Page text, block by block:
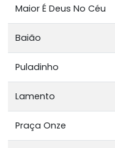
Maior É Deus No Céu
Baião
Puladinho
Lamento
Praça Onze